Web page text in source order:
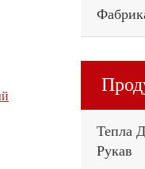
Тепла
Рукав